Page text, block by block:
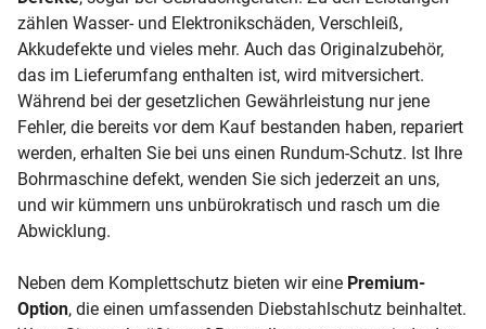
zählen Wasser- und Elektronikschäden, Verschleiß,
Akkudefekte und vieles mehr. Auch das Originalzubehör,
das im Lieferumfang enthalten ist, wird mitversichert.
Während bei der gesetzlichen Gewährleistung nur jene
Fehler, die bereits vor dem Kauf bestanden haben, repariert
werden, erhalten Sie bei uns einen Rundum-Schutz. Ist Ihre
Bohrmaschine defekt, wenden Sie sich jederzeit an uns,
und wir kümmern uns unbürokratisch und rasch um die
Abwicklung.
Neben dem Komplettschutz bieten wir eine Premium-
Option, die einen umfassenden Diebstahlschutz beinhaltet.